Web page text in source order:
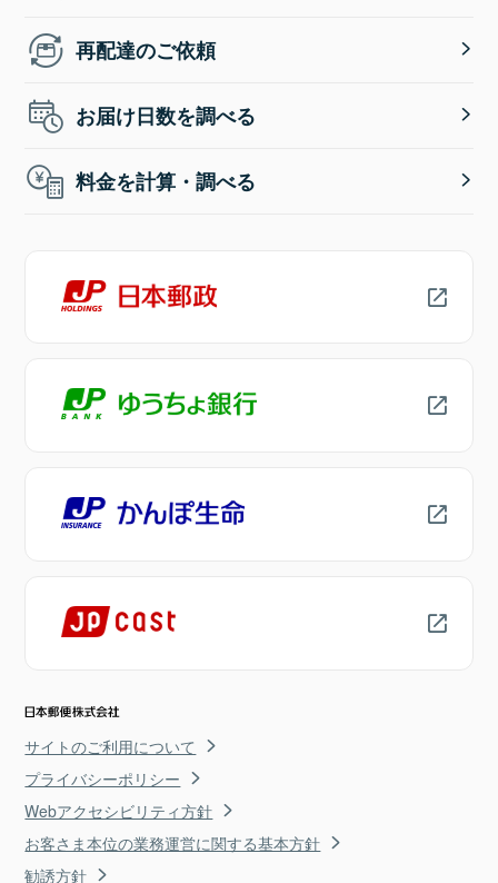
再配達のご依頼
お届け日数を調べる
料金を計算・調べる
サイトのご利用について
プライバシーポリシー
Webアクセシビリティ方針
お客さま本位の業務運営に関する基本方針
勧誘方針